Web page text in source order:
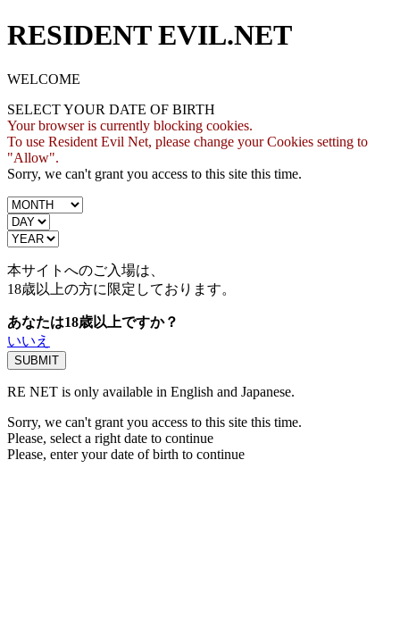
RESIDENT EVIL.NET
WELCOME
SELECT YOUR DATE OF BIRTH
Your browser is currently blocking cookies.
To use Resident Evil Net, please change your Cookies setting to
"Allow".
Sorry, we can't grant you access to this site this time.
本サイトへのご入場は、
18歳以上の方に限定しております。
あなたは18歳以上ですか？
いいえ
RE NET is only available in English and Japanese.
Sorry, we can't grant you access to this site this time.
Please, select a right date to continue
Please, enter your date of birth to continue